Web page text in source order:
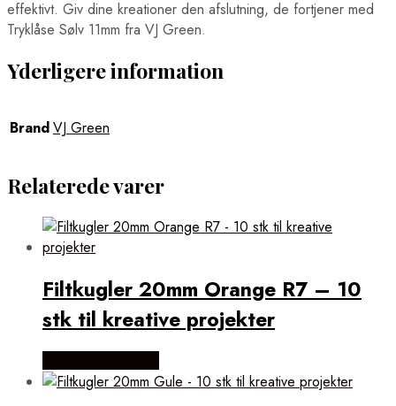
effektivt. Giv dine kreationer den afslutning, de fortjener med
Tryklåse Sølv 11mm fra VJ Green.
Yderligere information
BrandVJ Green
Relaterede varer
Filtkugler 20mm Orange R7 – 10
stk til kreative projekter